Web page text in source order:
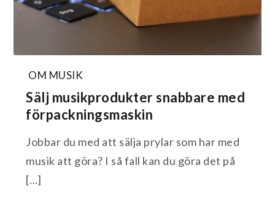
OM MUSIK
Sälj musikprodukter snabbare med
förpackningsmaskin
Jobbar du med att sälja prylar som har med
musik att göra? I så fall kan du göra det på
[…]